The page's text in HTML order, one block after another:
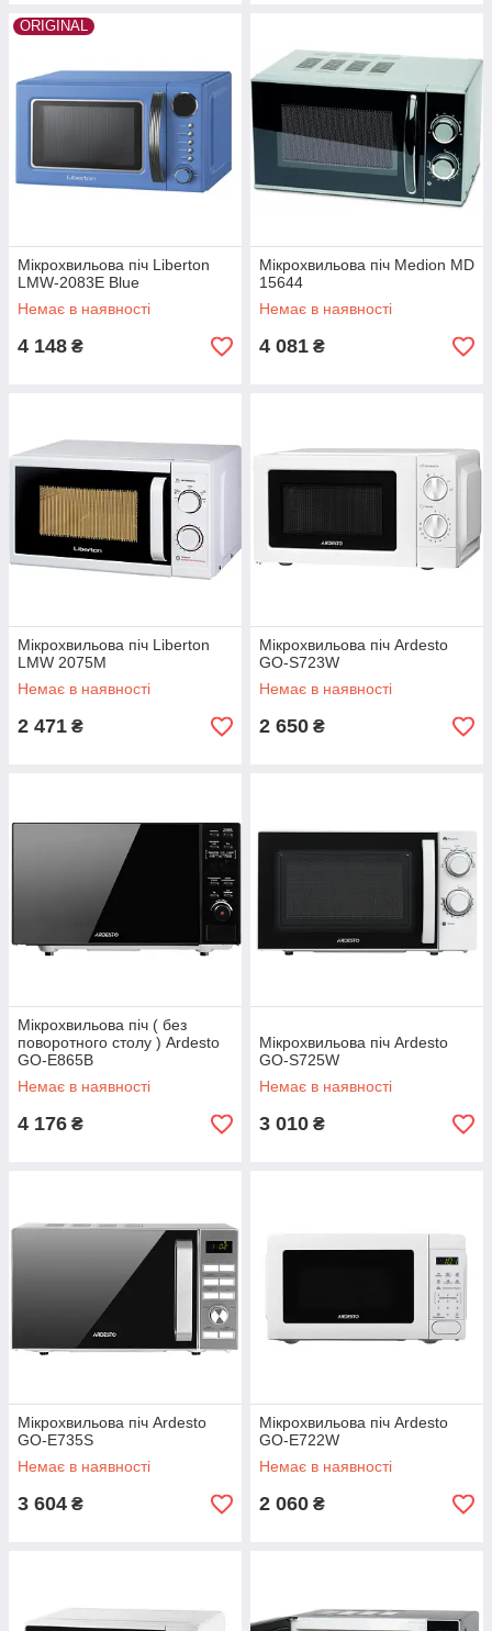
ORIGINAL
Мікрохвильова піч Liberton
LMW-2083E Blue
Немає в наявності
4 148 ₴
Мікрохвильова піч Medion MD
15644
Немає в наявності
4 081 ₴
Мікрохвильова піч Liberton
LMW 2075M
Немає в наявності
2 471 ₴
Мікрохвильова піч Ardesto
GO-S723W
Немає в наявності
2 650 ₴
Мікрохвильова піч ( без
поворотного столу ) Ardesto
GO-E865B
Немає в наявності
4 176 ₴
Мікрохвильова піч Ardesto
GO-S725W
Немає в наявності
3 010 ₴
Мікрохвильова піч Ardesto
GO-E735S
Немає в наявності
3 604 ₴
Мікрохвильова піч Ardesto
GO-E722W
Немає в наявності
2 060 ₴